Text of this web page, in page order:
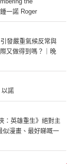
一諾 Roger
發嚴重氣候反常與
又做得到嗎？｜晚
以諾
：英雄重生》絕對主
似漫畫、最好睇嘅一